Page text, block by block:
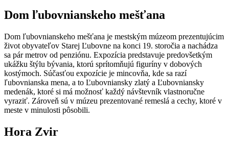
Dom ľubovnianskeho mešťana
Dom ľubovnianskeho mešťana je mestským múzeom prezentujúcim
život obyvateľov Starej Ľubovne na konci 19. storočia a nachádza
sa pár metrov od penziónu. Expozícia predstavuje predovšetkým
ukážku štýlu bývania, ktorú sprítomňujú figuríny v dobových
kostýmoch. Súčasťou expozície je mincovňa, kde sa razí
ľubovnianska mena, a to Ľubovniansky zlatý a Ľubovniansky
medenák, ktoré si má možnosť každý návštevník vlastnoručne
vyraziť. Zároveň sú v múzeu prezentované remeslá a cechy, ktoré v
meste v minulosti pôsobili.
Hora Zvir